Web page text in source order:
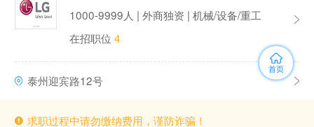
1000-9999人 | 外商独资 | 机械/设备/重工
在招职位 4
泰州迎宾路12号
求职过程中请勿缴纳费用，谨防诈骗！
首页